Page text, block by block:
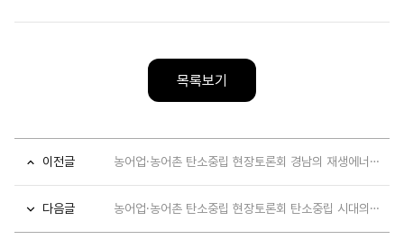
목록보기
이전글 농어업·농어촌 탄소중립 현장토론회 경남의 재생에너지 도입과 농어업의 상생 방안 - 자료집 포..
다음글 농어업·농어촌 탄소중립 현장토론회 탄소중립 시대의 제주, 친환경 농업으로 가는 길 - 자료집 포함